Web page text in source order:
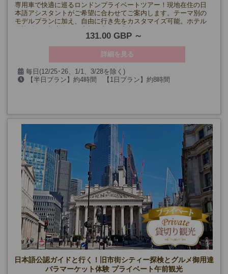
専用車で快適に巡るロンドンプライベートツアー！現地在住の日
本語アシスタントがご希望に合わせてご案内します。テーマ別の
モデルプランに加え、自由に行き先をカスタマイズ可能。ホテル
131.00 GBP
詳細を見る
毎日(12/25･26、1/1、3/28を除く)
【半日プラン】約4時間 【1日プラン】約8時間
日本語公認ガイドと行く！旧市街シティー探検とグルメ御用達
バラマーケット体験 プライベート午前観光